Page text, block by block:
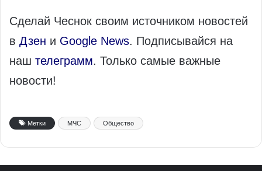
Сделай Чеснок своим источником новостей
в Дзен и Google News. Подписывайся на
наш телеграмм. Только самые важные
новости!
Метки МЧС Общество